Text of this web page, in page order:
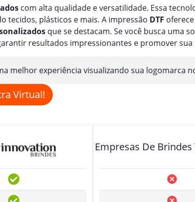
s com alta qualidade e versatilidade. Essa
tecidos, plásticos e mais. A impressão DTF
s que se destacam. Se você busca uma
resultados impressionantes e promover sua
melhor experiência visualizando sua logomarca
Virtual!
Empresas De